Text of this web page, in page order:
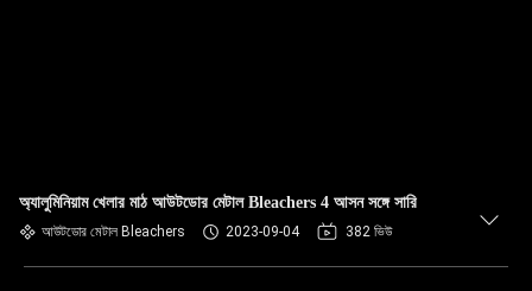
অ্যালুমিনিয়াম খেলার মাঠ আউটডোর মেটাল Bleachers 4 আসন সঙ্গে সারি
আউটডোর মেটাল Bleachers 2023-09-04 382 ভিউ